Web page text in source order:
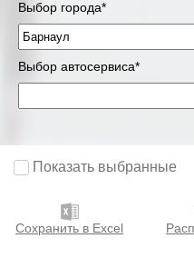
Выбор города*
Выбор автосервиса*
Показать выбранные
Сохранить в Excel